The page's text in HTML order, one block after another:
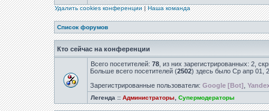
Удалить cookies конференции|Наша команда
Список форумов
Кто сейчас на конференции
Всего посетителей: 78 , из них зарегистрированных: 2,
Больше всего посетителей (2502) здесь было Ср апр 01,
Зарегистрированные пользователи: Google [Bot]
Легенда :: Администраторы Супермодераторы